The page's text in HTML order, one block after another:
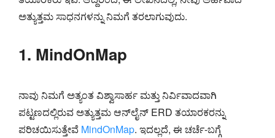
ಅತ್ಯುತ್ತಮ ಸಾಧನಗಳನ್ನು ನಿಮಗೆ ತರಲಾಗುವುದು.
1. MindOnMap
ನಾವು ನಿಮಗೆ ಅತ್ಯಂತ ವಿಶ್ವಾಸಾರ್ಹ ಮತ್ತು ನಿರ್ವಿವಾದವಾಗಿ
ಪಟ್ಟಣದಲ್ಲಿರುವ ಅತ್ಯುತ್ತಮ ಆನ್‌ಲೈನ್ ERD ತಯಾರಕರನ್ನು
ಪರಿಚಯಿಸುತ್ತೇವೆ MindOnMap. ಇದಲ್ಲದೆ, ಈ ಚರ್ಚೆ-ಬಗ್ಗೆ